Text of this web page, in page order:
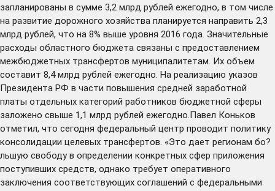
запланированы в сумме 3,2 млрд рублей ежегодно, в том числе
на развитие дорожного хозяйства планируется направить 2,3
млрд рублей, что на 8% выше уровня 2016 года. Значительные
расходы областного бюджета связаны с предоставлением
межбюджетных трансфертов муниципалитетам. Их объем
составит 8,4 млрд рублей ежегодно. На реализацию указов
Президента РФ в части повышения средней заработной
платы отдельных категорий работников бюджетной сферы
заложено свыше 1,1 млрд рублей ежегодно.Павел Коньков
отметил, что сегодня федеральный центр проводит политику
консолидации целевых трансфертов. «Это дает регионам бо?
льшую свободу в определении конкретных сфер приложения
поступивших средств, однако требует оперативного
заключения соответствующих соглашений с федеральными